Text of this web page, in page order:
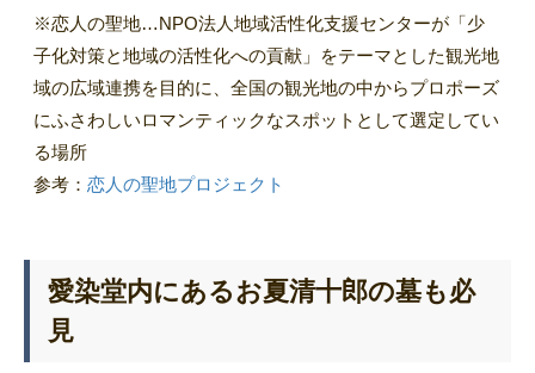
※恋人の聖地…NPO法人地域活性化支援センターが「少
子化対策と地域の活性化への貢献」をテーマとした観光地
域の広域連携を目的に、全国の観光地の中からプロポーズ
にふさわしいロマンティックなスポットとして選定してい
る場所
参考： 恋人の聖地プロジェクト
愛染堂内にあるお夏清十郎の墓も必
見